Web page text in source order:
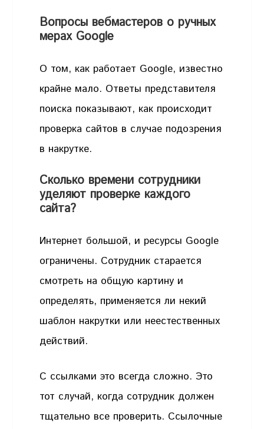
Вопросы вебмастеров о ручных
мерах Google
О том, как работает Google, известно
крайне мало. Ответы представителя
поиска показывают, как происходит
проверка сайтов в случае подозрения
в накрутке.
Сколько времени сотрудники
уделяют проверке каждого
сайта?
Интернет большой, и ресурсы Google
ограничены. Сотрудник старается
смотреть на общую картину и
определять, применяется ли некий
шаблон накрутки или неестественных
действий.
С ссылками это всегда сложно. Это
тот случай, когда сотрудник должен
тщательно все проверить. Ссылочные